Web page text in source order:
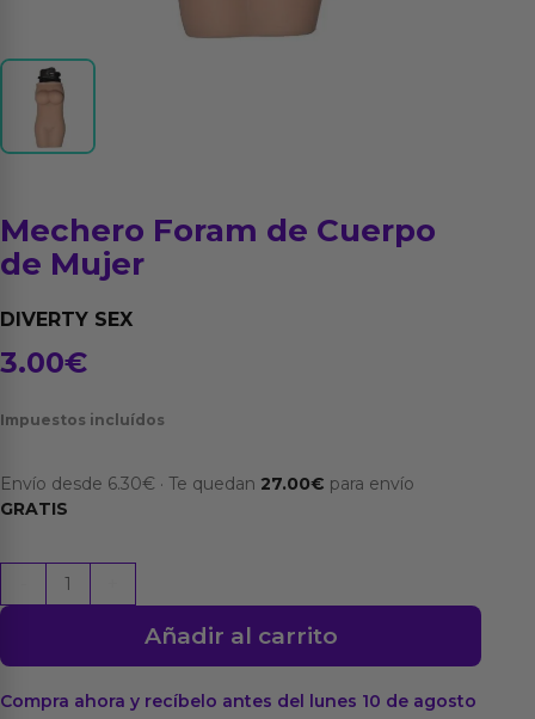
Mechero Foram de Cuerpo
de Mujer
DIVERTY SEX
3.00€
Impuestos incluídos
Envío desde 6.30€ · Te quedan 27.00€ para envío
GRATIS
Mechero
Foram
Cuerpo
de
Añadir al carrito
Compra ahora y recíbelo antes del lunes 10 de agosto